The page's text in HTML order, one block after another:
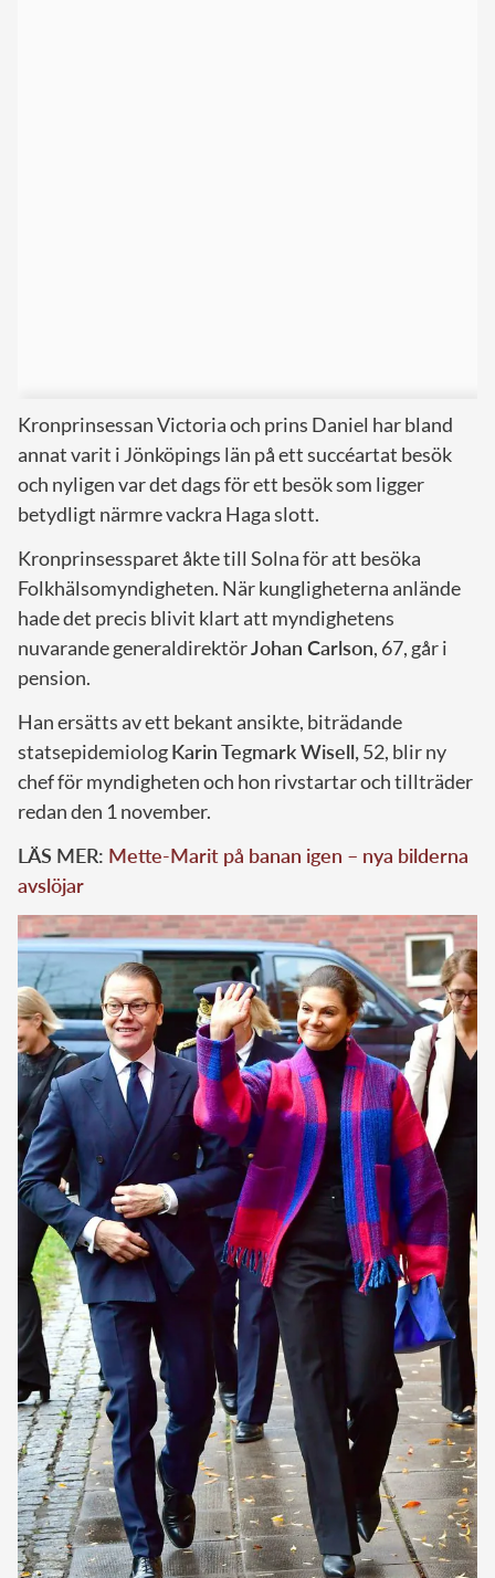
Kronprinsessan Victoria och prins Daniel har bland
annat varit i Jönköpings län på ett succéartat besök
och nyligen var det dags för ett besök som ligger
betydligt närmre vackra Haga slott.
Kronprinsessparet åkte till Solna för att besöka
Folkhälsomyndigheten. När kungligheterna anlände
hade det precis blivit klart att myndighetens
nuvarande generaldirektörJohan Carlson, 67, går i
pension.
Han ersätts av ett bekant ansikte, biträdande
statsepidemiologKarin Tegmark Wisell, 52, blir ny
chef för myndigheten och hon rivstartar och tillträder
redan den 1 november.
LÄS MER: Mette-Marit på banan igen – nya bilderna
avslöjar